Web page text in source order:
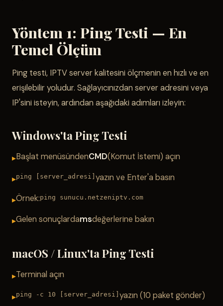
Yöntem 1: Ping Testi — En
Temel Ölçüm
Ping testi, IPTV server kalitesini ölçmenin en hızlı ve en
erişilebilir yoludur. Sağlayıcınızdan server adresini veya
IP'sini isteyin, ardından aşağıdaki adımları izleyin:
Windows'ta Ping Testi
Başlat menüsündenCMD(Komut İstemi) açın
ping [server_adresi] yazın ve Enter'a basın
Örnek:ping sunucu.netzeniptv.com
Gelen sonuçlardamsdeğerlerine bakın
macOS / Linux'ta Ping Testi
Terminal açın
ping -c 10 [server_adresi] yazın (10 paket gönder)